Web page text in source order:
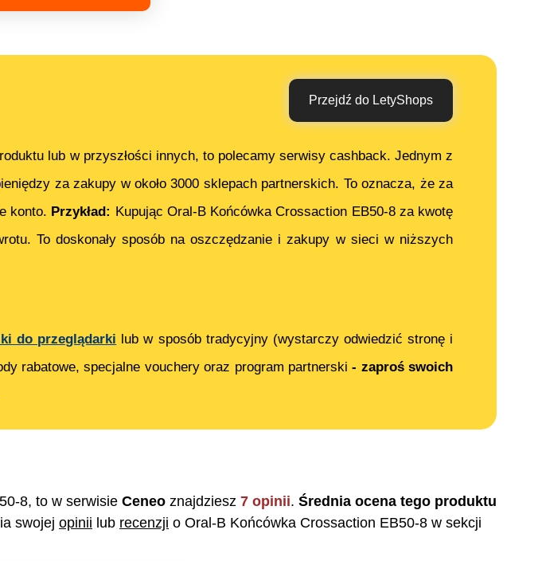
Przejdź do LetyShops
lub w przyszłości innych, to polecamy serwisy cashback. Jednym z
za zakupy w około 3000 sklepach partnerskich. To oznacza, że za
konto. Przykład: Kupując Oral-B Końcówka Crossaction EB50-8za kwotę
To doskonały sposób na oszczędzanie i zakupy w sieci w niższych
do przeglądarki lub w sposób tradycyjny (wystarczy odwiedzić stronę i
rabatowe, specjalne vouchery oraz program partnerski- zaproś swoich
8, to w serwisie Ceneo znajdziesz 7 opinii. Średnia ocena tego produktu
swojej opinii lub recenzji o Oral-B Końcówka Crossaction EB50-8 w sekcji